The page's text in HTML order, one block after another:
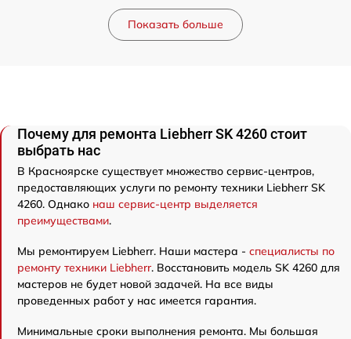
Показать больше
Почему для ремонта Liebherr SK 4260 стоит
выбрать нас
В Красноярске существует множество сервис-центров,
предоставляющих услуги по ремонту техники Liebherr SK
4260. Однако наш сервис-центр выделяется
преимуществами.
Мы ремонтируем Liebherr. Наши мастера - специалисты по
ремонту техники Liebherr. Восстановить модель SK 4260 для
мастеров не будет новой задачей. На все виды
проведенных работ у нас имеется гарантия.
Минимальные сроки выполнения ремонта. Мы большая